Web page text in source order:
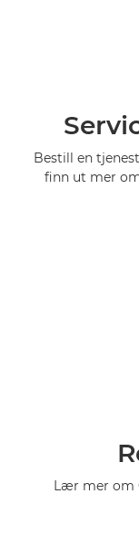
Bestill en
finn ut mer
Lær mer om